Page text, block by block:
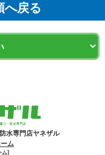
へ戻る
水専門店ヤネザル
ム
ム]